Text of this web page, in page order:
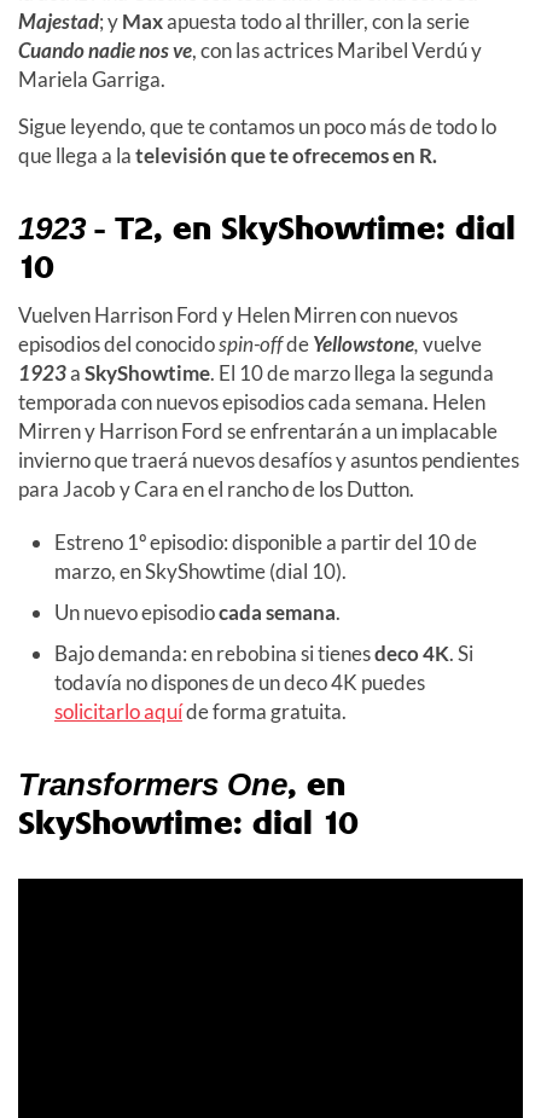
Majestad; yMaxapuesta todo al thriller, con la serie
Cuando nadie nos ve, con las actrices Maribel Verdú y
Mariela Garriga.
Sigue leyendo, que te contamos un poco más de todo lo
que llega a latelevisión que te ofrecemos en R.
1923 - T2, en SkyShowtime: dial
10
Vuelven Harrison Ford y Helen Mirren con nuevos
episodios del conocidospin-offdeYellowstone,vuelve
1923aSkyShowtime. El 10 de marzo llega la segunda
temporada con nuevos episodios cada semana. Helen
Mirren y Harrison Ford se enfrentarán a un implacable
invierno que traerá nuevos desafíos y asuntos pendientes
para Jacob y Cara en el rancho de los Dutton.
Estreno 1º episodio: disponible a partir del 10 de
marzo, en SkyShowtime (dial 10).
Un nuevo episodiocada semana.
Bajo demanda: en rebobina si tienesdeco 4K. Si
todavía no dispones de un deco 4K puedes
solicitarlo aquíde forma gratuita.
Transformers One, en
SkyShowtime: dial 10